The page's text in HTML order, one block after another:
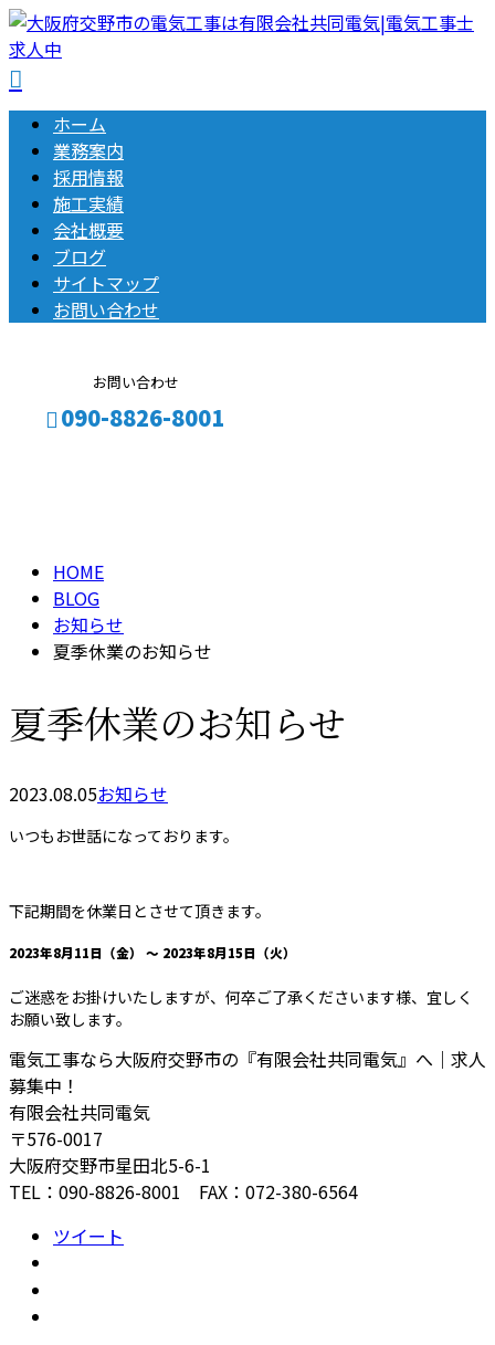
ホーム
業務案内
採用情報
施工実績
会社概要
ブログ
サイトマップ
お問い合わせ
お問い合わせ
090-8826-8001
HOME
BLOG
お知らせ
夏季休業のお知らせ
夏季休業のお知らせ
2023.08.05お知らせ
いつもお世話になっております。
下記期間を休業日とさせて頂きます。
2023年8月11日（金） ～ 2023年8月15日（火）
ご迷惑をお掛けいたしますが、何卒ご了承くださいます様、宜しく
お願い致します。
電気工事なら大阪府交野市の『有限会社共同電気』へ｜求人
募集中！
有限会社共同電気
〒576-0017
大阪府交野市星田北5-6-1
TEL：090-8826-8001 FAX：072-380-6564
ツイート